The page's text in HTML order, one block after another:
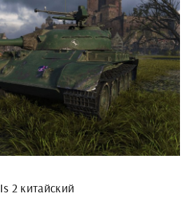
Is 2 китайский